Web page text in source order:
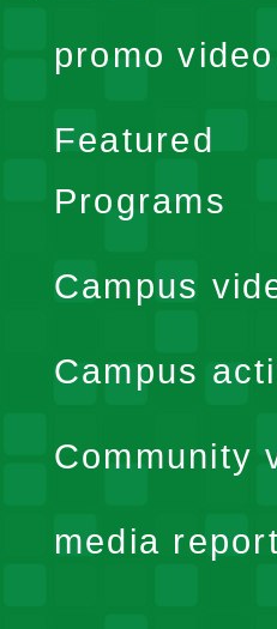
promo video
Featured
Programs
Campus
Campus
Community
media